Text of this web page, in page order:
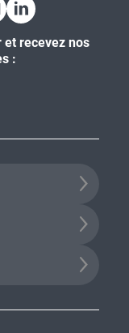
recevez nos
: